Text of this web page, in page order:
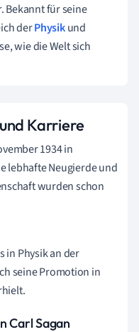
Bekannt für seine
derPhysikund
wie die Welt sich
Karriere
1934 in
lebhafte Neugierde und
wurden schon
in Physik an der
seine Promotion in
Carl Sagan